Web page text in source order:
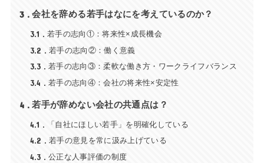
3 会社を辞める若手はなにを考えているのか？
3.1 若手の志向①：将来性×成長機会
3.2 若手の志向②：働く意義
3.3 若手の志向③：柔軟な働き方・ワークライフバランス
3.4 若手の志向④：会社の将来性×安定性
4 若手が辞めない会社の共通点は？
4.1 「自社にほしい若手」を明確化している
4.2 若手の意見を常に汲み上げている
4.3 公正な人事評価の制度